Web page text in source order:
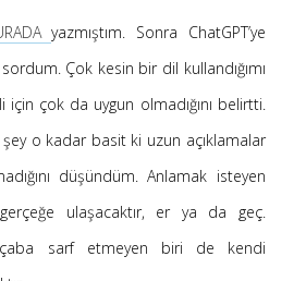
midir? – Nihai
mı?
yazmıştım. Sonra ChatGPT’ye
sordum. Çok kesin bir dil kullandığımı
için çok da uygun olmadığını belirtti.
şey o kadar basit ki uzun açıklamalar
düşündüm. Anlamak isteyen
ulaşacaktır, er ya da geç.
sarf etmeyen biri de kendi